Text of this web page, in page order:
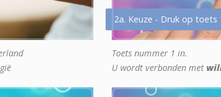
2a. Keuze - Druk op toets
Toets nummer 1 in.
U wordt verbonden met